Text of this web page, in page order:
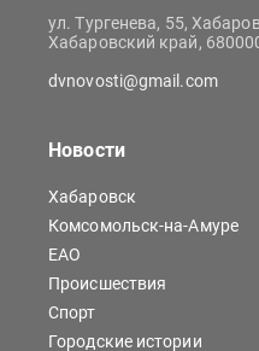
ул. Тургенева, 55,
Хабаровский край,
dvnovosti@gmail.com
Новости
Хабаровск
Комсомольск-на-Амуре
ЕАО
Происшествия
Спорт
Городские истории